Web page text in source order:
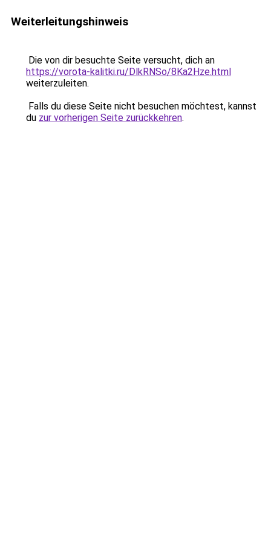
Weiterleitungshinweis
Die von dir besuchte Seite versucht, dich an
https://vorota-kalitki.ru/DlkRNSo/8Ka2Hze.html
weiterzuleiten.
Falls du diese Seite nicht besuchen möchtest, kannst
du zur vorherigen Seite zurückkehren.